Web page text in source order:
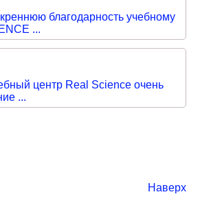
благодарность учебному
...
центр Real Science очень
...
Наверх